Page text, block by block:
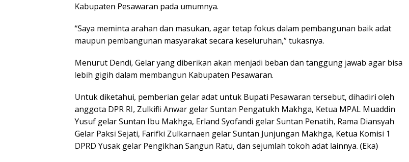
Kabupaten Pesawaran pada umumnya.
“Saya meminta arahan dan masukan, agar tetap fokus dalam pembangunan baik adat
maupun pembangunan masyarakat secara keseluruhan,” tukasnya.
Menurut Dendi, Gelar yang diberikan akan menjadi beban dan tanggung jawab agar bisa
lebih gigih dalam membangun Kabupaten Pesawaran.
Untuk diketahui, pemberian gelar adat untuk Bupati Pesawaran tersebut, dihadiri oleh
anggota DPR RI, Zulkifli Anwar gelar Suntan Pengatukh Makhga, Ketua MPAL Muaddin
Yusuf gelar Suntan Ibu Makhga, Erland Syofandi gelar Suntan Penatih, Rama Diansyah
Gelar Paksi Sejati, Farifki Zulkarnaen gelar Suntan Junjungan Makhga, Ketua Komisi 1
DPRD Yusak gelar Pengikhan Sangun Ratu, dan sejumlah tokoh adat lainnya. (Eka)